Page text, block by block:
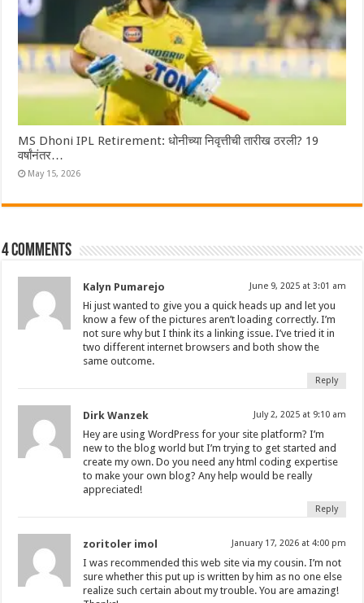
MS Dhoni IPL Retirement: धोनीच्या निवृत्तीची तारीख ठरली? 19
वर्षांनंतर…
May 15, 2026
4 comments
Kalyn Pumarejo June 9, 2025 at 3:01 am
Hi just wanted to give you a quick heads up and let you
know a few of the pictures aren’t loading correctly. I’m
not sure why but I think its a linking issue. I’ve tried it in
two different internet browsers and both show the
same outcome.
Reply
Dirk Wanzek July 2, 2025 at 9:10 am
Hey are using WordPress for your site platform? I’m
new to the blog world but I’m trying to get started and
create my own. Do you need any html coding expertise
to make your own blog? Any help would be really
appreciated!
Reply
zoritoler imol January 17, 2026 at 4:00 pm
I was recommended this web site via my cousin. I’m not
sure whether this put up is written by him as no one else
realize such certain about my trouble. You are amazing!